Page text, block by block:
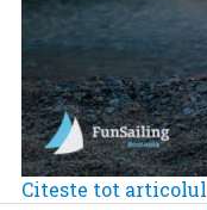
Citeste tot articolul